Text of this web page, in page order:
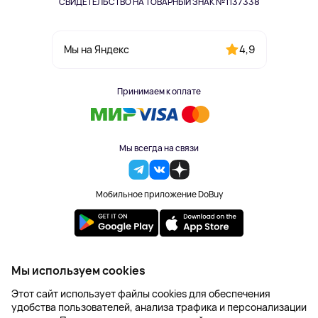
Мы на Яндекс 4,9
Принимаем к оплате
Мы всегда на связи
Мобильное приложение DoBuy
2023-2026 © DoBuy. Все права защищены
Правила обработки персональных данных
Пользовательское соглашение
Оферта
Мы используем cookies
Этот сайт использует файлы cookies для обеспечения
удобства пользователей, анализа трафика и персонализации